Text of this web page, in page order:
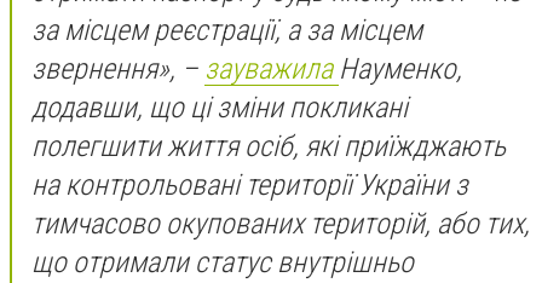
за місцем реєстрації, а за місцем
звернення», – зауважила Науменко,
додавши, що ці зміни покликані
полегшити життя осіб, які приїжджають
на контрольовані території України з
тимчасово окупованих територій, або тих,
що отримали статус внутрішньо